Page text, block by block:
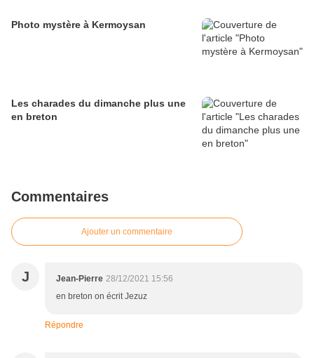
Photo mystère à Kermoysan
Les charades du dimanche plus une
en breton
Commentaires
Ajouter un commentaire
J Jean-Pierre 28/12/2021 15:56
en breton on écrit Jezuz
Répondre